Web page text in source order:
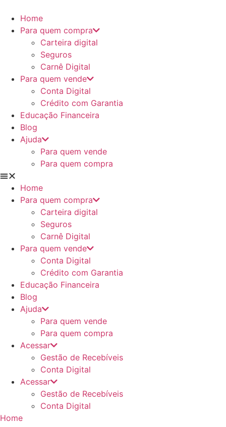
para
conteúdo
Home
Para quem compra
Carteira digital
Seguros
Carnê Digital
Para quem vende
Conta Digital
Crédito com Garantia
Educação Financeira
Blog
Ajuda
Para quem vende
Para quem compra
Home
Para quem compra
Carteira digital
Seguros
Carnê Digital
Para quem vende
Conta Digital
Crédito com Garantia
Educação Financeira
Blog
Ajuda
Para quem vende
Para quem compra
Acessar
Gestão de Recebíveis
Conta Digital
Acessar
Gestão de Recebíveis
Conta Digital
Home